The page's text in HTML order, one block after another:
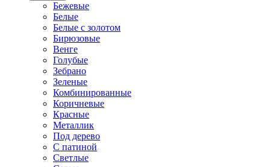
Бежевые
Белые
Белые с золотом
Бирюзовые
Венге
Голубые
Зебрано
Зеленые
Комбинированные
Коричневые
Красные
Металлик
Под дерево
С патиной
Светлые